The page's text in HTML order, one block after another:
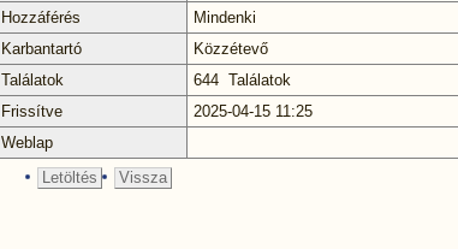
Hozzáférés
Mindenki
Karbantartó
Közzétevő
Találatok
644 Találatok
Frissítve
2025-04-15 11:25
Weblap
Letöltés
Vissza